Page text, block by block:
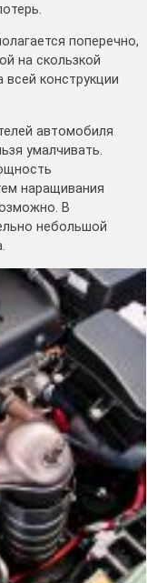
поперечно,
на скользкой
конструкции
автомобиля
умалчивать.
наращивания
В
небольшой